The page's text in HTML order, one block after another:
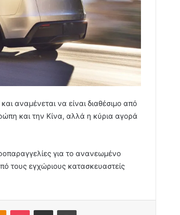
αναμένεται να είναι διαθέσιμο από
και την Κίνα, αλλά η κύρια αγορά
για το ανανεωμένο
τους εγχώριους κατασκευαστείς
Odnoklassniki
Pocket Share via Email Print